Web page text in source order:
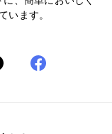
います。